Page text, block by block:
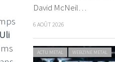
Uli
David McNeil…
6 AOÛT 2026
ACTU METAL WEBZINE METAL